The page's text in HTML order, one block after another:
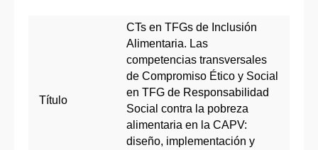
Título
CTs en TFGs de Inclusión
Alimentaria. Las
competencias transversales
de Compromiso Ético y Social
en TFG de Responsabilidad
Social contra la pobreza
alimentaria en la CAPV:
diseño, implementación y